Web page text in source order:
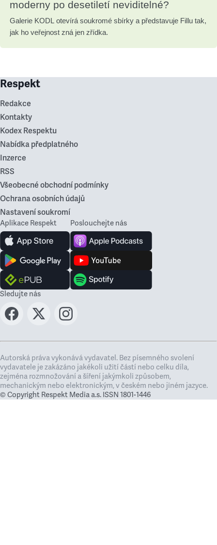
moderny po desetiletí neviditelné?
Galerie KODL otevírá soukromé sbírky a představuje Fillu tak,
jak ho veřejnost zná jen zřídka.
Respekt
Redakce
Kontakty
Kodex Respektu
Nabídka předplatného
Inzerce
RSS
Všeobecné obchodní podmínky
Ochrana osobních údajů
Nastavení soukromí
Aplikace Respekt Poslouchejte nás
Sledujte nás
Autorská práva vykonává vydavatel. Bez písemného svolení
vydavatele je zakázáno jakékoli užití částí nebo celku díla,
zejména rozmnožování a šíření jakýmkoli způsobem,
mechanickým nebo elektronickým, v českém nebo jiném jazyce.
© Copyright Respekt Media a.s. ISSN 1801-1446